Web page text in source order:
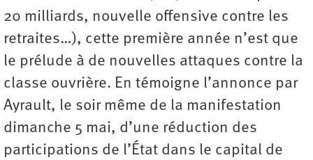
20 milliards, nouvelle offensive contre les
retraites…), cette première année n’est que
le prélude à de nouvelles attaques contre la
classe ouvrière. En témoigne l’annonce par
Ayrault, le soir même de la manifestation
dimanche 5 mai, d’une réduction des
participations de l’État dans le capital de